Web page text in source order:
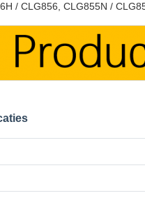
/ CLG856, CLG855N /